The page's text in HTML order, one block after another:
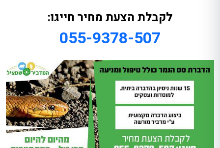
לקבלת הצעת מחיר חייגו:
055-9378-507